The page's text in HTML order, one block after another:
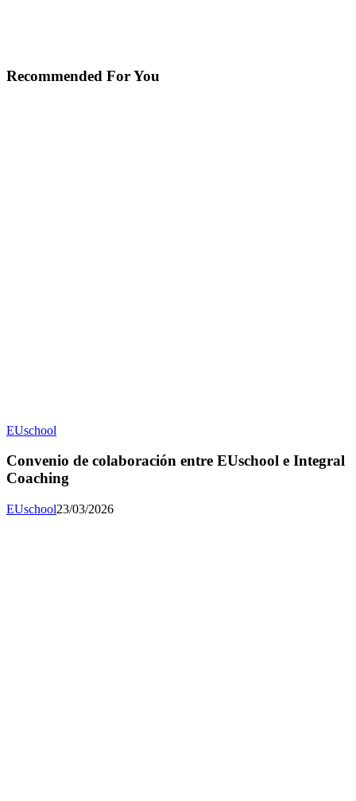
Recommended For You
EUschool
Convenio de colaboración entre EUschool e Integral
Coaching
EUschool23/03/2026